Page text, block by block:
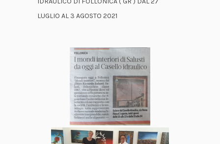
LUGLIO AL 3 AGOSTO 2021